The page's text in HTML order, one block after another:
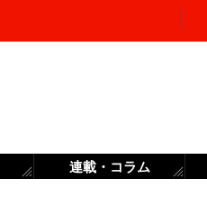
連載・コラム